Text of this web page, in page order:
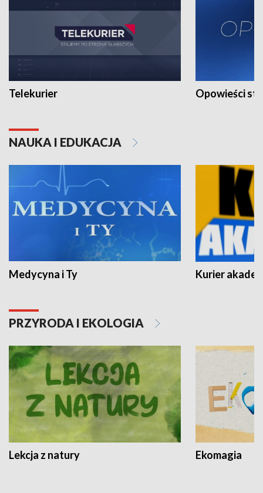
Telekurier Opowieści
NAUKA I EDUKACJA
Medycyna i Ty Kurier
PRZYRODA I EKOLOGIA
Lekcja z natury Ekomagia